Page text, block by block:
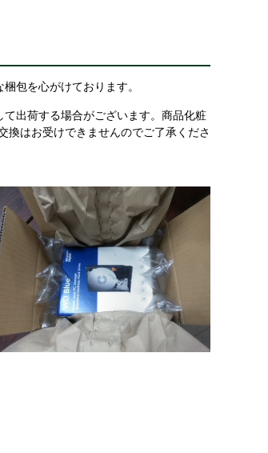
包を心がけております。
出荷する場合がございます。商品化粧
換はお受けできませんのでご了承くださ